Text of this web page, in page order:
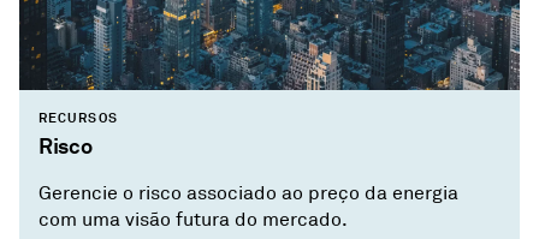
RECURSOS
Risco
Gerencie o risco associado ao preço da energia
com uma visão futura do mercado.